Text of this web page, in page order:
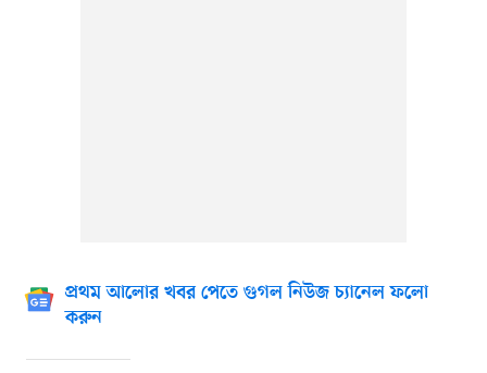
প্রথম আলোর খবর পেতে গুগল নিউজ চ্যানেল ফলো
করুন